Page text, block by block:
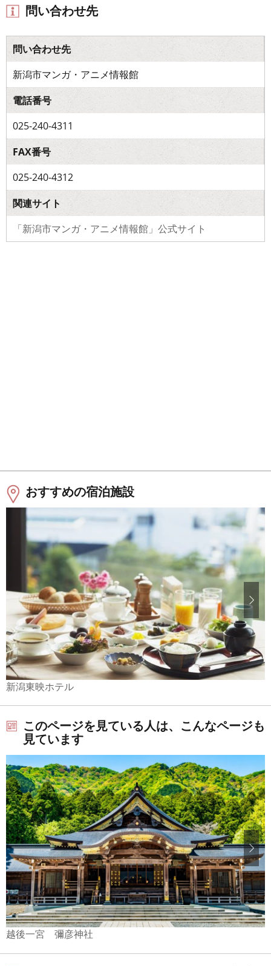
問い合わせ先
問い合わせ先
新潟市マンガ・アニメ情報館
電話番号
025-240-4311
FAX番号
025-240-4312
関連サイト
「新潟市マンガ・アニメ情報館」公式サイト
おすすめの宿泊施設
新潟東映ホテル
このページを見ている人は、こんなページも
見ています
越後一宮 彌彦神社